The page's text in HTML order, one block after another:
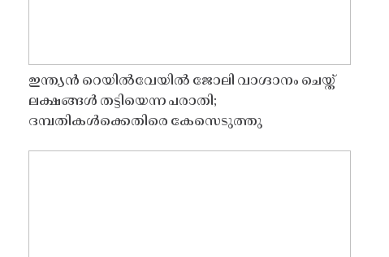
ഇന്ത്യൻ റെയിൽവേയിൽ ജോലി വാഗ്ദാനം ചെയ്ത്
ലക്ഷങ്ങൾ തട്ടിയെന്ന പരാതി;
ദമ്പതികൾക്കെതിരെ കേസെടുത്തു